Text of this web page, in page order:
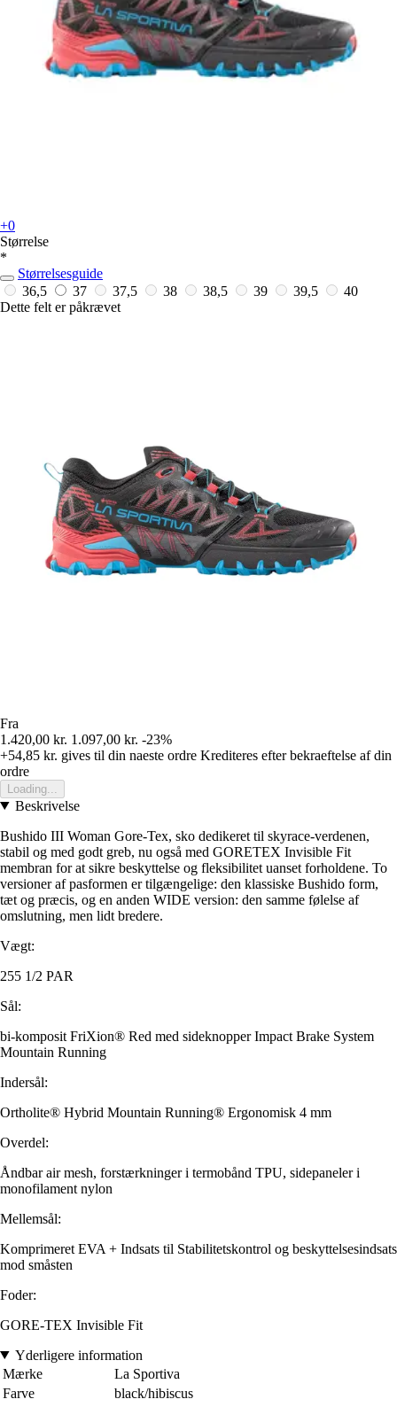
+0
Størrelse
*
Størrelsesguide
36,5
37 37,5 38 38,5 39 39,5
40
Dette felt er påkrævet
Fra
1.420,00 kr. 1.097,00 kr. -23%
+54,85 kr. gives til din naeste ordre Krediteres efter bekraeftelse af din
ordre
Loading...
Beskrivelse
Bushido III Woman Gore-Tex, sko dedikeret til skyrace-verdenen,
stabil og med godt greb, nu også med GORETEX Invisible Fit
membran for at sikre beskyttelse og fleksibilitet uanset forholdene. To
versioner af pasformen er tilgængelige: den klassiske Bushido form,
tæt og præcis, og en anden WIDE version: den samme følelse af
omslutning, men lidt bredere.
Vægt:
255 1/2 PAR
Sål:
bi-komposit FriXion® Red med sideknopper Impact Brake System
Mountain Running
Indersål:
Ortholite® Hybrid Mountain Running® Ergonomisk 4 mm
Overdel:
Åndbar air mesh, forstærkninger i termobånd TPU, sidepaneler i
monofilament nylon
Mellemsål:
Komprimeret EVA + Indsats til Stabilitetskontrol og beskyttelsesindsats
mod småsten
Foder:
GORE-TEX Invisible Fit
Yderligere information
Mærke
La Sportiva
Farve
black/hibiscus